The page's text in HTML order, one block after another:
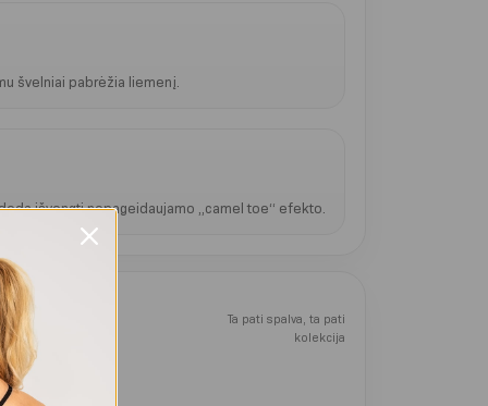
švelniai pabrėžia liemenį.
išvengti nepageidaujamo „camel toe“ efekto.
Ta pati spalva, ta pati
kolekcija